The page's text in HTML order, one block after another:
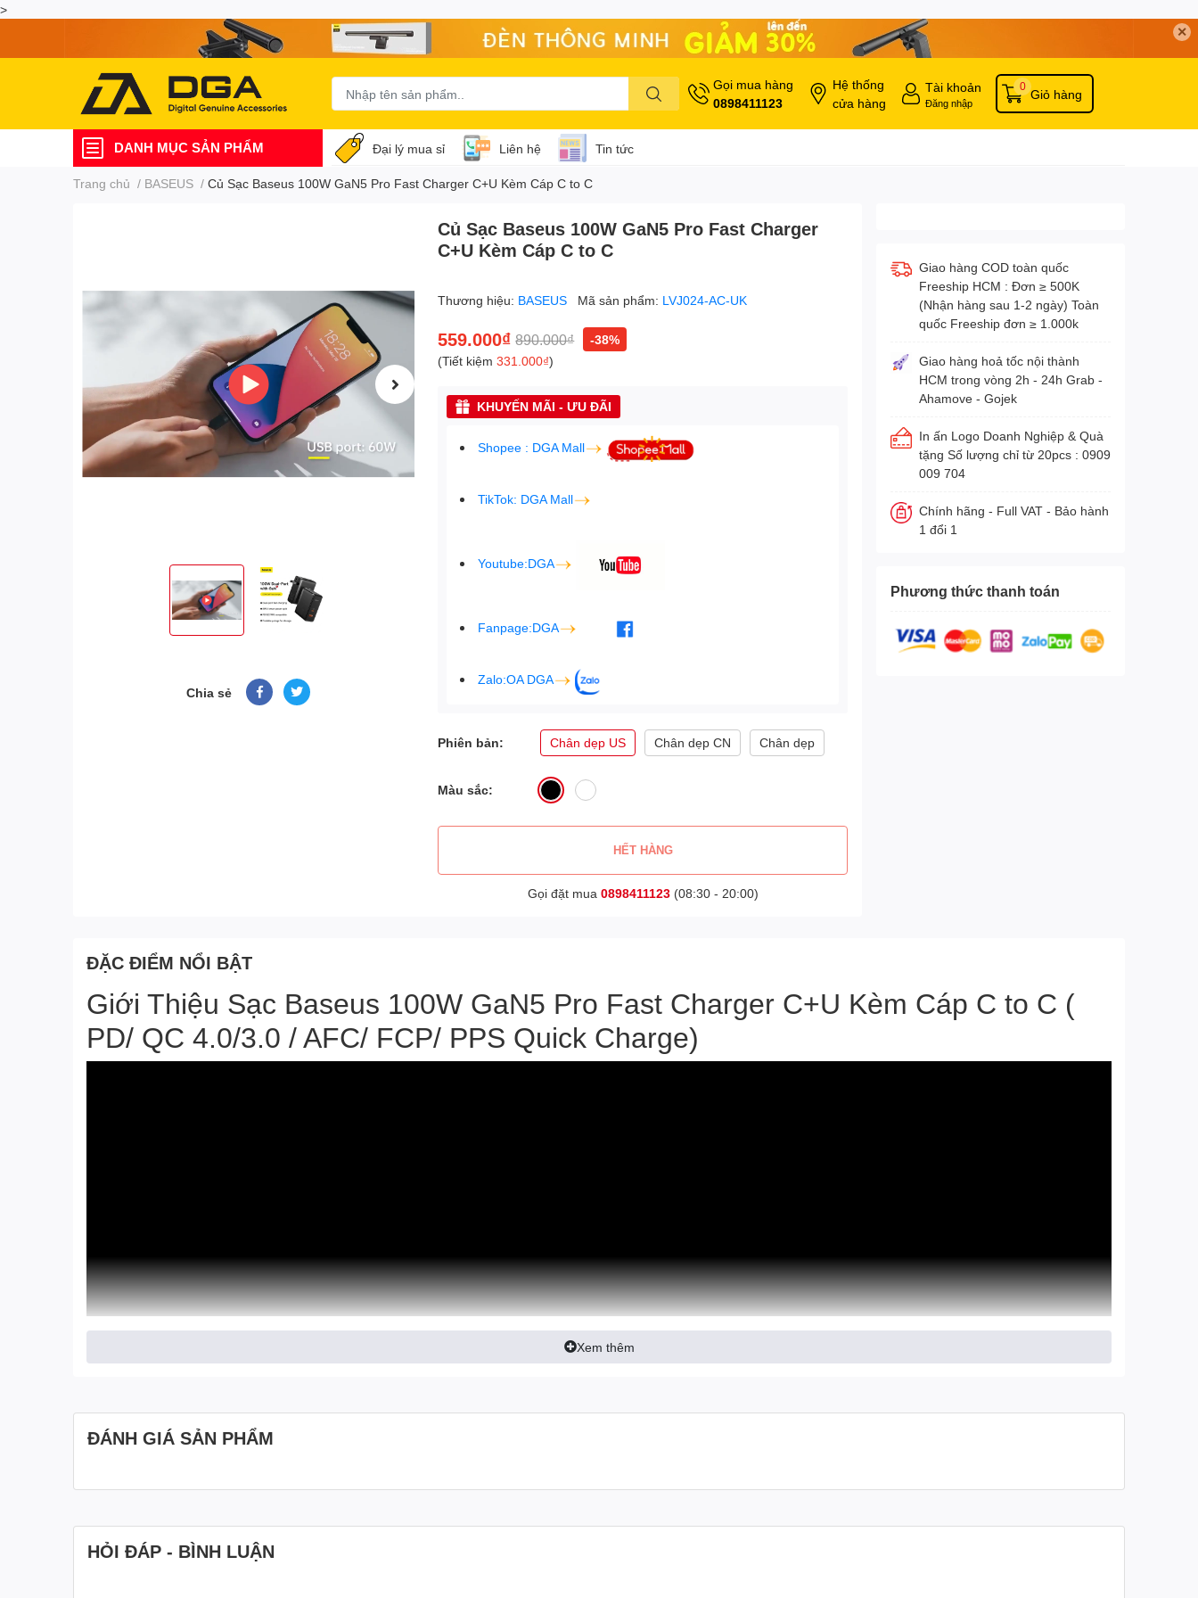
>
✕
Gọi mua hàng
0898411123
Hệ thống
cửa hàng
Tài khoản
Đăng nhập
Giỏ hàng
0
DANH MỤC SẢN PHẨM Đại lý mua sỉ Liên hệ Tin tức
Trang chủ / BASEUS / Củ Sạc Baseus 100W GaN5 Pro Fast Charger C+U Kèm Cáp C to C
Chia sẻ
Củ Sạc Baseus 100W GaN5 Pro Fast Charger
C+U Kèm Cáp C to C
Thương hiệu: BASEUS Mã sản phẩm: LVJ024-AC-UK
559.000₫ 890.000₫
-38%
(Tiết kiệm331.000₫)
KHUYẾN MÃI - ƯU ĐÃI
Shopee : DGA Mall
TikTok: DGA Mall
Youtube:DGA
Fanpage:DGA
Zalo:OA DGA
Phiên bản: Chân dẹp US Chân dẹp CN Chân dẹp
Màu sắc:
HẾT HÀNG
Gọi đặt mua 0898411123(08:30 - 20:00)
Giao hàng COD toàn quốc
Freeship HCM : Đơn ≥ 500K
(Nhận hàng sau 1-2 ngày) Toàn
quốc Freeship đơn ≥ 1.000k
Giao hàng hoả tốc nội thành
HCM trong vòng 2h - 24h Grab -
Ahamove - Gojek
In ấn Logo Doanh Nghiệp & Quà
tặng Số lượng chỉ từ 20pcs : 0909
009 704
Chính hãng - Full VAT - Bảo hành
1 đổi 1
Phương thức thanh toán
ĐẶC ĐIỂM NỔI BẬT
Giới Thiệu Sạc Baseus 100W GaN5 Pro Fast Charger C+U Kèm Cáp C to C (
PD/ QC 4.0/3.0 / AFC/ FCP/ PPS Quick Charge)
Xem thêm
ĐÁNH GIÁ SẢN PHẨM
HỎI ĐÁP - BÌNH LUẬN